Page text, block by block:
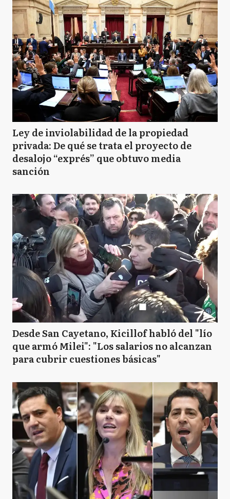
Ley de inviolabilidad de la propiedad
privada: De qué se trata el proyecto de
desalojo “exprés” que obtuvo media
sanción
Desde San Cayetano, Kicillof habló del "lío
que armó Milei": "Los salarios no alcanzan
para cubrir cuestiones básicas"